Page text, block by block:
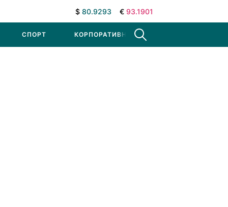
$ 80.9293 € 93.1901
СПОРТ КОРПОРАТИВНЫЕ НОВОСТИ